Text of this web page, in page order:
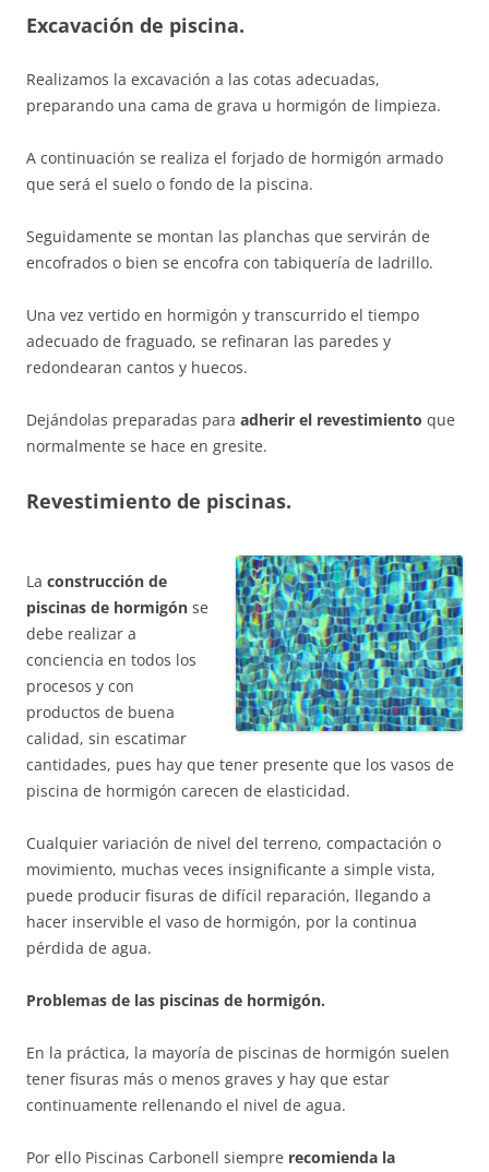
Excavación de piscina.
Realizamos la excavación a las cotas adecuadas,
preparando una cama de grava u hormigón de limpieza.
A continuación se realiza el forjado de hormigón armado
que será el suelo o fondo de la piscina.
Seguidamente se montan las planchas que servirán de
encofrados o bien se encofra con tabiquería de ladrillo.
Una vez vertido en hormigón y transcurrido el tiempo
adecuado de fraguado, se refinaran las paredes y
redondearan cantos y huecos.
Dejándolas preparadas para adherir el revestimiento que
normalmente se hace en gresite.
Revestimiento de piscinas.
La construcción de
piscinas de hormigón se
debe realizar a
conciencia en todos los
procesos y con
productos de buena
calidad, sin escatimar
cantidades, pues hay que tener presente que los vasos de
piscina de hormigón carecen de elasticidad.
Cualquier variación de nivel del terreno, compactación o
movimiento, muchas veces insignificante a simple vista,
puede producir fisuras de difícil reparación, llegando a
hacer inservible el vaso de hormigón, por la continua
pérdida de agua.
Problemas de las piscinas de hormigón.
En la práctica, la mayoría de piscinas de hormigón suelen
tener fisuras más o menos graves y hay que estar
continuamente rellenando el nivel de agua.
Por ello Piscinas Carbonell siempre recomienda la